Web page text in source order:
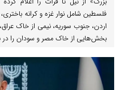
فلسطین شامل نوار غزه و کرانه
اردن، جنوب سوریه، نیمی از خاک
بخش‌هایی از خاک مصر و سودان را در